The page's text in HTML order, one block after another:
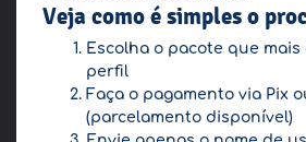
Veja como é simples o
Escolha o pacote que mais
perfil
Faça o pagamento via Pix
(parcelamento disponível)